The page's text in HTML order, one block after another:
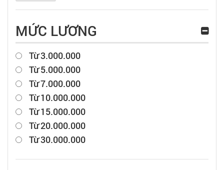
MỨC LƯƠNG
Từ 3.000.000
Từ 5.000.000
Từ 7.000.000
Từ 10.000.000
Từ 15.000.000
Từ 20.000.000
Từ 30.000.000